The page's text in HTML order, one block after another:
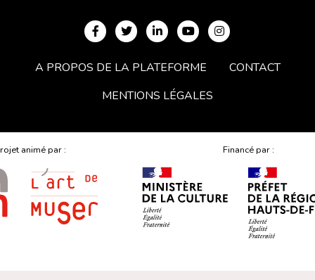
A PROPOS DE LA PLATEFORME
CONTACT
MENTIONS LÉGALES
animé par : Financé par :